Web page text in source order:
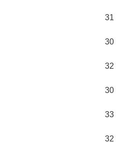
31
30
32
30
33
32